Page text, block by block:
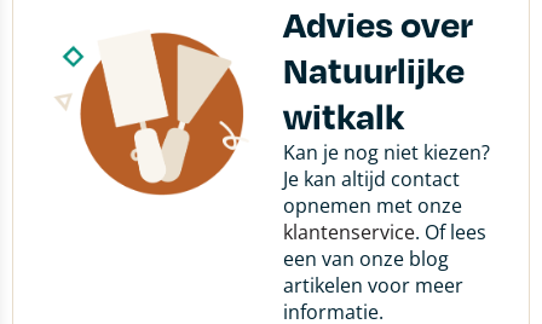
Advies over
Natuurlijke
witkalk
Kan je nog niet kiezen?
Je kan altijd contact
opnemen met onze
klantenservice. Of lees
een van onze blog
artikelen voor meer
informatie.